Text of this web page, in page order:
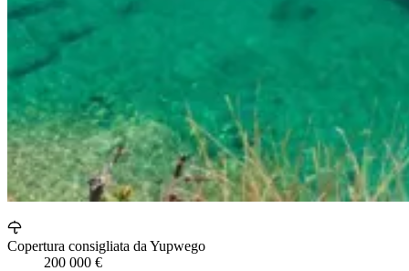
Copertura consigliata da Yupwego
200 000 €